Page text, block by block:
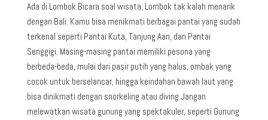
Ada di Lombok Bicara soal wisata, Lombok tak kalah menarik
dengan Bali. Kamu bisa menikmati berbagai pantai yang sudah
terkenal seperti Pantai Kuta, Tanjung Aan, dan Pantai
Senggigi. Masing-masing pantai memiliki pesona yang
berbeda-beda, mulai dari pasir putih yang halus, ombak yang
cocok untuk berselancar, hingga keindahan bawah laut yang
bisa dinikmati dengan snorkeling atau diving.Jangan
melewatkan wisata gunung yang spektakuler, seperti Gunung